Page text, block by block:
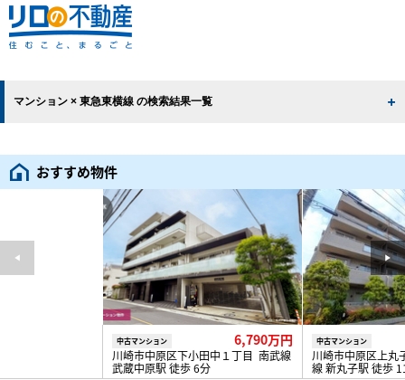
マンション × 東急東横線 の検索結果一覧
おすすめ物件
中古マンション 6,790万円
川崎市中原区下小田中１丁目 南武線
武蔵中原駅 徒歩 6分
中古マンション
川崎市中原区上丸
線 新丸子駅 徒歩